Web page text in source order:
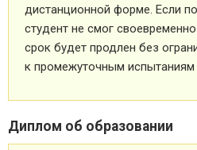
дистанционной форме. Если
студент не смог
срок будет продлен без
к промежуточным испытаниям
Диплом об образовании